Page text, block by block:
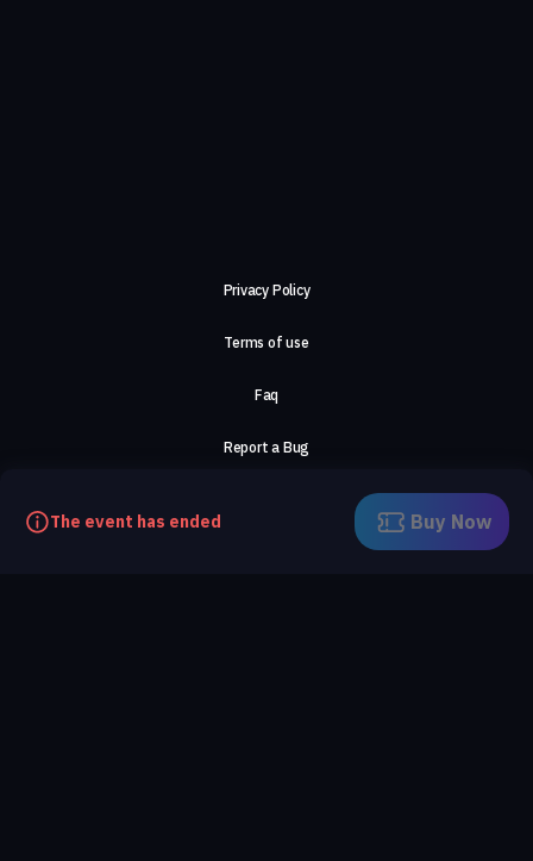
The event has ended Buy Now
Privacy Policy
Terms of use
Faq
Report a Bug